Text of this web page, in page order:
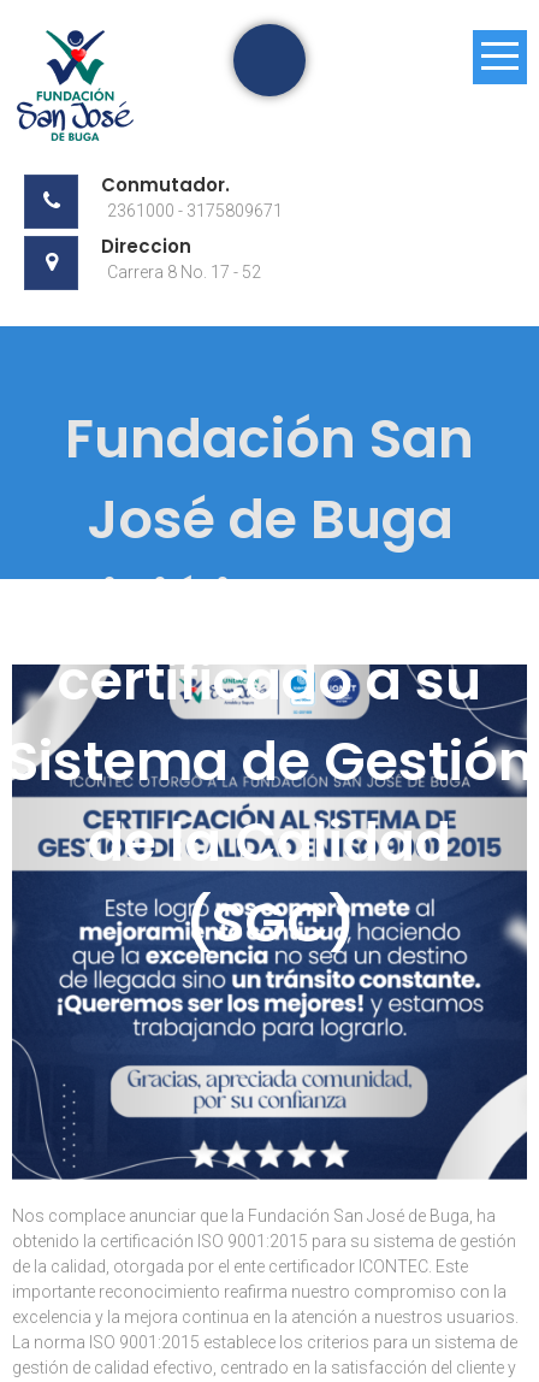
content
Conmutador.
2361000 - 3175809671
Direccion
Carrera 8 No. 17 - 52
Fundación San
José de Buga
recibió importante
certificado a su
Sistema de Gestión
de la Calidad
(SGC)
Nos complace anunciar que la Fundación San José de Buga, ha
obtenido la certificación ISO 9001:2015 para su sistema de gestión
de la calidad, otorgada por el ente certificador ICONTEC. Este
importante reconocimiento reafirma nuestro compromiso con la
excelencia y la mejora continua en la atención a nuestros usuarios.
La norma ISO 9001:2015 establece los criterios para un sistema de
gestión de calidad efectivo, centrado en la satisfacción del cliente y